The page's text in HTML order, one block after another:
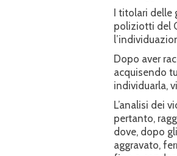
I titolari delle
poliziotti del
Dopo aver
acquisendo
individuarla,
L’analisi dei
pertanto,
dove, dopo
aggravato,